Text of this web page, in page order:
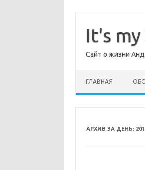
содержимому
It's
Сайт о жизни
ГЛАВНАЯ
АРХИВ ЗА ДЕНЬ: